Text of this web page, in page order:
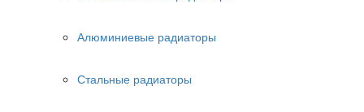
Алюминиевые радиаторы
Стальные радиаторы